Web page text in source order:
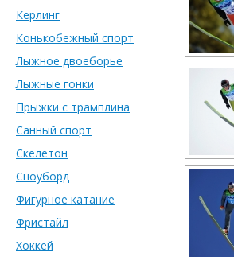
Керлинг
Конькобежный спорт
Лыжное двоеборье
Лыжные гонки
Прыжки с трамплина
Санный спорт
Скелетон
Сноуборд
Фигурное катание
Фристайл
Хоккей